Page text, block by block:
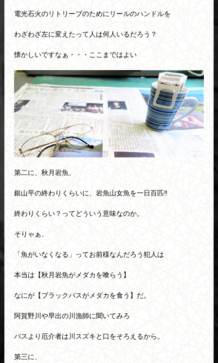
電光石火のリトリーブのためにリールのハンドルを
わざわざ左に変えたって人は何人いるだろう？
懐かしいですなぁ・・・ここまではよい
第二に、秋月岩魚、
銀山平の終わりくらいに、岩魚山女魚を一日百匹‼
終わりくらい？ってどういう意味なのか。
そりゃぁ、
「魚がいなくなる」ってお前様なんだろう犯人は
本当は【秋月岩魚がメダカを喰らう】
なにが【ブラックバスがメダカを食う】だ。
阿賀野川や早出の川漁師に聞いてみろ
バスより厄介者は川スズキと口をそろえるから。
第三に、